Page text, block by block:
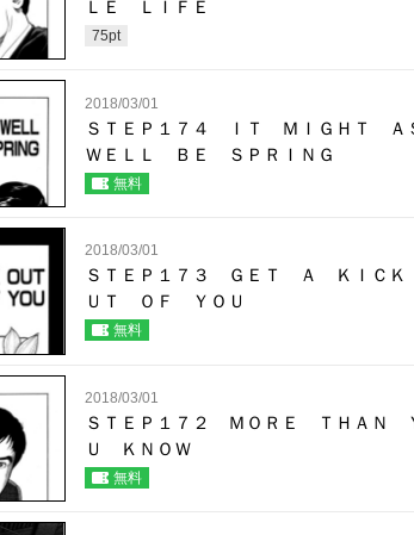
ＬＥ ＬＩＦＥ
75pt
2018/03/01
ＳＴＥＰ１７４ ＩＴ ＭＩＧＨＴ
ＷＥＬＬ ＢＥ ＳＰＲＩＮＧ
無料
2018/03/01
ＳＴＥＰ１７３ ＧＥＴ Ａ ＫＩＣ
ＵＴ ＯＦ ＹＯＵ
無料
2018/03/01
ＳＴＥＰ１７２ ＭＯＲＥ ＴＨＡＮ
Ｕ ＫＮＯＷ
無料